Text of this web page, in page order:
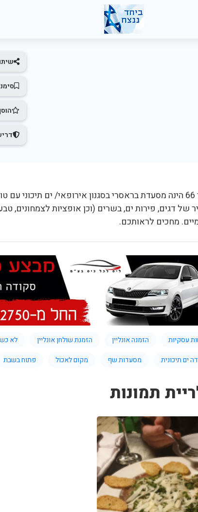
בציר 66 הינה מסעדת בראסרי בסגנון אירופאי/ ים תיכוני
של דגים, פירות ים, בשרים (וכן אופציות לצמחונים,
מחכים לראותכם.
עסקיות הזמנה אונליין הזמנת שולחן אונליין לא
ים תיכונית
מסעדות שף מקום לאכול פתוח בשבת
תמונות